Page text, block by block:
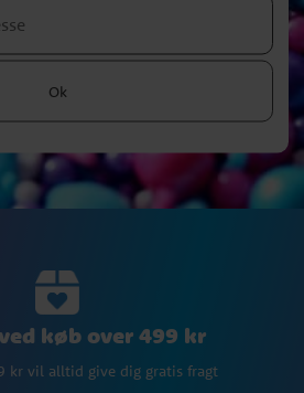
Ok
køb over 499 kr
kr vil alltid give dig gratis fragt